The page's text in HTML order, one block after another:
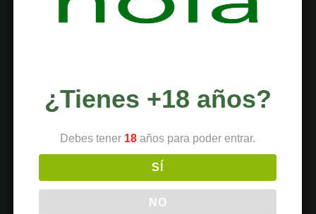
Ciencia¿Tienes +18 años?
Debes tener 18 años para poder entrar.
SÍ
NO